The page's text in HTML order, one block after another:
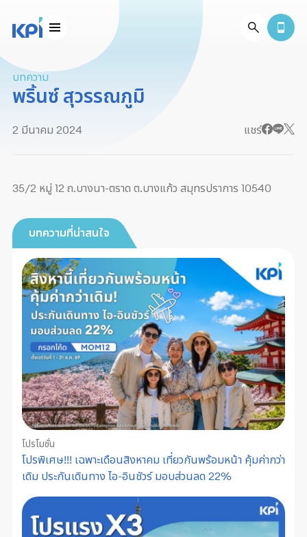
บทความ
พริ้นซ์ สุวรรณภูมิ
2 มีนาคม 2024 แชร์
35/2 หมู่ 12 ถ.บางนา-ตราด ต.บางแก้ว สมุทรปราการ 10540
บทความที่น่าสนใจ
โปรโมชั่น
โปรพิเศษ!!! เฉพาะเดือนสิงหาคม เที่ยวกันพร้อมหน้า คุ้มค่ากว่า
เดิม ประกันเดินทาง ไอ-อินชัวร์ มอบส่วนลด 22%